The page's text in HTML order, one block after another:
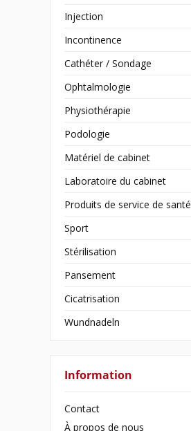
Injection
Incontinence
Cathéter / Sondage
Ophtalmologie
Physiothérapie
Podologie
Matériel de cabinet
Laboratoire du cabinet
Produits de service de santé
Sport
Stérilisation
Pansement
Cicatrisation
Wundnadeln
Information
Contact
À propos de nous